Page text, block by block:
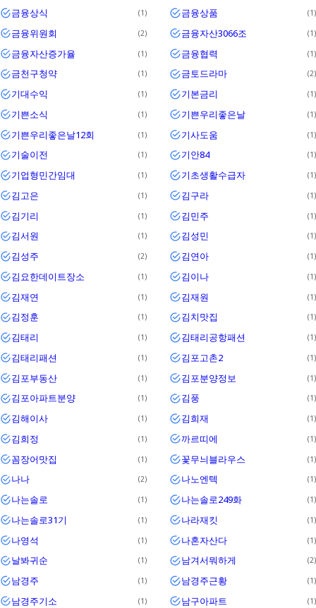
금융상식 1 금융상품 1
금융위원회 2 금융자산3066조 1
금융자산증가율 1 금융협력 1
금천구청약 1 금토드라마 2
기대수익 1 기본금리 1
기쁜소식 1 기쁜우리좋은날 1
기쁜우리좋은날12회 1 기사도움 1
기술이전 1 기안84 1
기업형민간임대 1 기초생활수급자 1
김고은 1 김구라 1
김기리 1 김민주 1
김서원 1 김성민 1
김성주 2 김연아 1
김요한데이트장소 1 김이나 1
김재연 1 김재원 1
김정훈 1 김치맛집 1
김태리 1 김태리공항패션 1
김태리패션 1 김포고촌2 1
김포부동산 1 김포분양정보 1
김포아파트분양 1 김풍 1
김해이사 1 김희재 1
김희정 1 까르띠에 1
꼼장어맛집 1 꽃무늬블라우스 1
나나 2 나노엔텍 1
나는솔로 1 나는솔로249화 1
나는솔로31기 1 나라재킷 1
나영석 1 나혼자산다 1
날봐귀순 1 남겨서뭐하게 2
남경주 1 남경주근황 1
남경주기소 1 남구아파트 1